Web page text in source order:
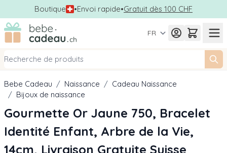
Boutique •Envoi rapide•Gratuit dès 100 CHF
Allez au contenu
FR
Bebe Cadeau / Naissance / Cadeau Naissance
/ Bijoux de naissance
Gourmette Or Jaune 750, Bracelet
Identité Enfant, Arbre de la Vie,
14cm, Livraison Gratuite Suisse